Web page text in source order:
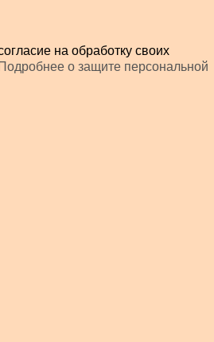
на обработку своих
Подробнее о защите персональной